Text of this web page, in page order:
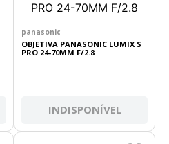
panasonic
OBJETIVA PANASONIC LUMIX S
PRO 24-70MM F/2.8
INDISPONÍVEL